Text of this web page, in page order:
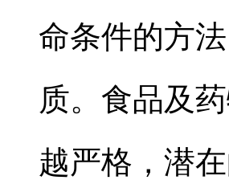
命条件的方
质。食品及
越严格，潜